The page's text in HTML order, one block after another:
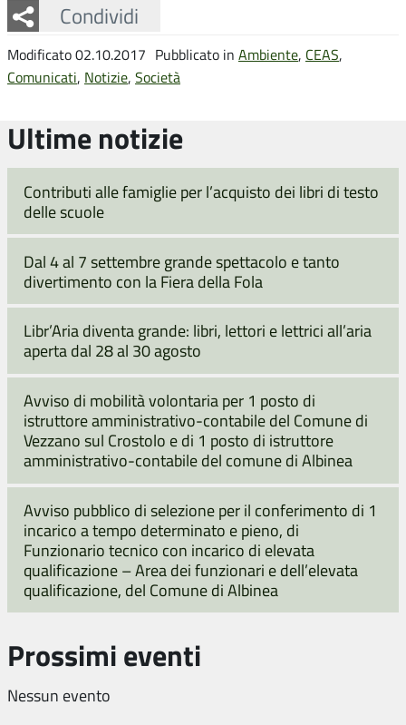
Condividi
Facebook
Twitter
Whatsapp
Modificato 02.10.2017 Pubblicato in Ambiente, CEAS,
Comunicati, Notizie, Società
Ultime notizie
Contributi alle famiglie per l’acquisto dei libri di testo
delle scuole
Dal 4 al 7 settembre grande spettacolo e tanto
divertimento con la Fiera della Fola
Libr’Aria diventa grande: libri, lettori e lettrici all’aria
aperta dal 28 al 30 agosto
Avviso di mobilità volontaria per 1 posto di
istruttore amministrativo-contabile del Comune di
Vezzano sul Crostolo e di 1 posto di istruttore
amministrativo-contabile del comune di Albinea
Avviso pubblico di selezione per il conferimento di 1
incarico a tempo determinato e pieno, di
Funzionario tecnico con incarico di elevata
qualificazione – Area dei funzionari e dell’elevata
qualificazione, del Comune di Albinea
Prossimi eventi
Nessun evento